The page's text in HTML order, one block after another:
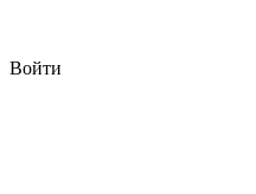
Войти